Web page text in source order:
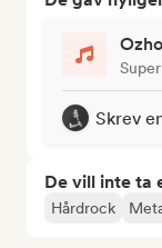
Skrev
De vill inte ta
Hårdrock